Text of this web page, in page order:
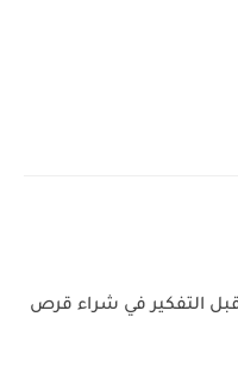
التفكير في شراء قرص